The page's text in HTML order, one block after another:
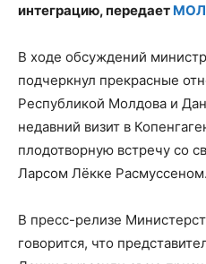
интеграцию, передает
В ходе обсуждений
подчеркнул прекрасные
Республикой Молдова и
недавний визит в
плодотворную встречу со
Ларсом Лёкке Расмуссеном.
В пресс-релизе
говорится, что